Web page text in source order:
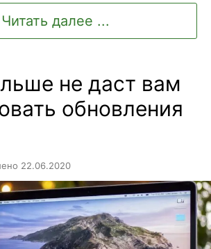
Читать далее ...
не даст вам
обновления
22.06.2020